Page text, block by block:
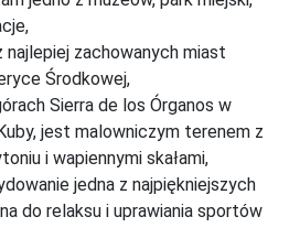
najlepiej zachowanych miast
Środkowej,
Sierra de los Órganos w
jest malowniczym terenem z
i wapiennymi skałami,
jedna z najpiękniejszych
do relaksu i uprawiania sportów